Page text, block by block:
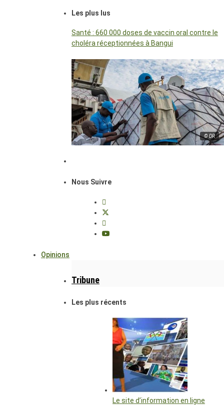
Les plus lus
Santé : 660 000 doses de vaccin oral contre le
choléra réceptionnées à Bangui
© DR
Nous Suivre
Opinions
Tribune
Les plus récents
Le site d’information en ligne